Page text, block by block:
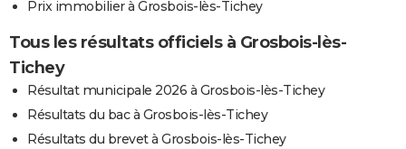
Prix immobilier à Grosbois-lès-Tichey
Tous les résultats officiels à Grosbois-lès-
Tichey
Résultat municipale 2026 à Grosbois-lès-Tichey
Résultats du bac à Grosbois-lès-Tichey
Résultats du brevet à Grosbois-lès-Tichey